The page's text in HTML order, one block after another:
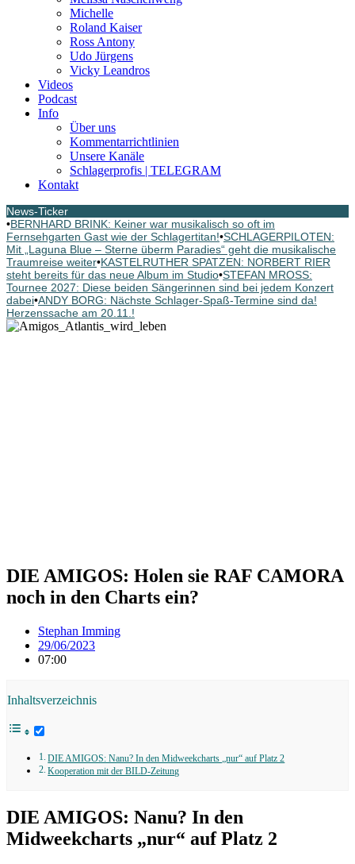
Michelle
Roland Kaiser
Ross Antony
Udo Jürgens
Vicky Leandros
Videos
Podcast
Info
Über uns
Kommentarrichtlinien
Unsere Kanäle
Schlagerprofis | TELEGRAM
Kontakt
News-Ticker
•BERNHARD BRINK: Keiner war musikalisch so oft im
Fernsehgarten Gast wie der Schlagertitan!•SCHLAGERPILOTEN:
Mit „Laguna Blue – Sterne überm Paradies“ geht die musikalische
Traumreise weiter•KASTELRUTHER SPATZEN: NORBERT RIER
steht bereits für das neue Album im Studio•STEFAN MROSS:
Tournee 2027: Diese beiden Sängerinnen sind bei jedem Konzert
dabei•ANDY BORG: Nächste Schlager-Spaß-Termine sind da!
Herzenssache am 20.11.!
DIE AMIGOS: Holen sie RAF CAMORA
noch in den Charts ein?
Stephan Imming
29/06/2023
07:00
Inhaltsverzeichnis
DIE AMIGOS: Nanu? In den Midweekcharts „nur“ auf Platz 2
Kooperation mit der BILD-Zeitung
DIE AMIGOS: Nanu? In den
Midweekcharts „nur“ auf Platz 2